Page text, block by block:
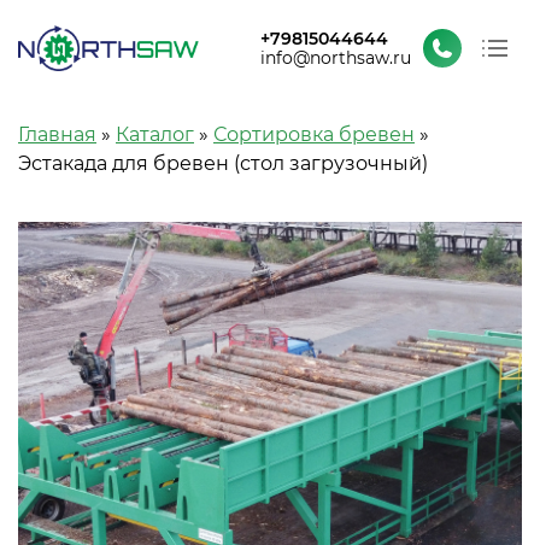
Каталог
Проекты и новости
+79815044644
info@northsaw.ru
Строка навигации
Главная Каталог
Сортировка бревен
Эстакада для бревен (стол загрузочный)